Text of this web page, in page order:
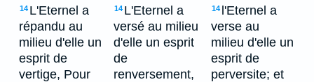
14 L'Eternel a
répandu au
milieu d'elle un
esprit de
vertige, Pour
14 L'Eternel a
versé au milieu
d'elle un esprit
de
renversement,
14 l'Eternel a
verse au
milieu d'elle un
esprit de
perversite; et